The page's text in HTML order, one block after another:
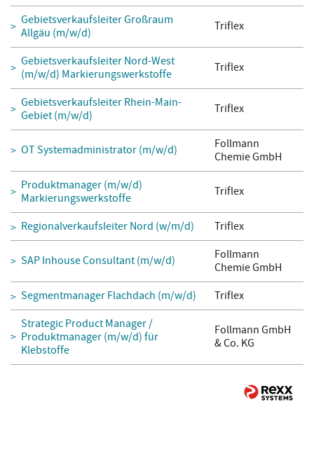
Gebietsverkaufsleiter Großraum
Allgäu (m/w/d)
Triflex
Gebietsverkaufsleiter Nord-West
(m/w/d) Markierungswerkstoffe
Triflex
Gebietsverkaufsleiter Rhein-Main-
Gebiet (m/w/d)
Triflex
OT Systemadministrator (m/w/d)
Follmann
Chemie GmbH
Produktmanager (m/w/d)
Markierungswerkstoffe
Triflex
Regionalverkaufsleiter Nord (w/m/d) Triflex
SAP Inhouse Consultant (m/w/d)
Follmann
Chemie GmbH
Segmentmanager Flachdach (m/w/d)
Triflex
Strategic Product Manager /
Produktmanager (m/w/d) für
Klebstoffe
Follmann GmbH
& Co. KG